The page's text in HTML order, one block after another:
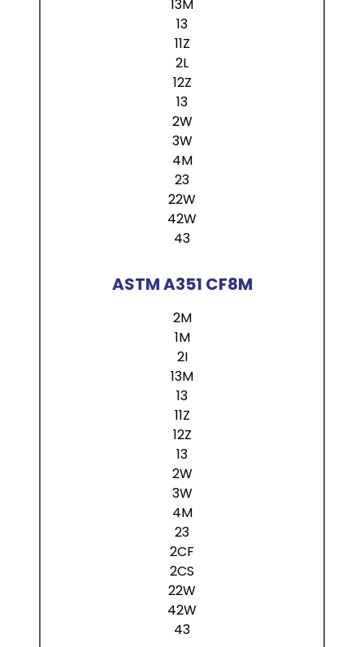
13M
13
11Z
2L
12Z
13
2W
3W
4M
23
22W
42W
43
ASTM A351 CF8M
2M
1M
2I
13M
13
11Z
12Z
13
2W
3W
4M
23
2CF
2CS
22W
42W
43